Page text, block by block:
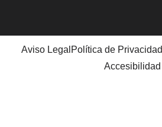
Aviso Legal Política de Privacidad
Accesibilidad